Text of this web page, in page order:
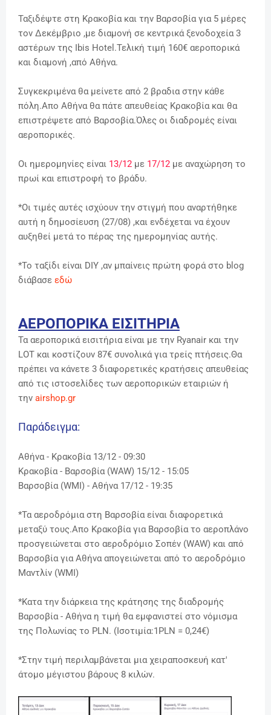
Ταξιδέψτε στη Κρακοβία και την Βαρσοβία για 5 μέρες
τον Δεκέμβριο ,με διαμονή σε κεντρικά ξενοδοχεία 3
αστέρων της Ibis Hotel.Τελική τιμή 160€ αεροπορικά
και διαμονή ,από Αθήνα.
Συγκεκριμένα θα μείνετε από 2 βραδια στην κάθε
πόλη.Απο Αθήνα θα πάτε απευθείας Κρακοβία και θα
επιστρέψετε από Βαρσοβία.Όλες οι διαδρομές είναι
αεροπορικές.
Οι ημερομηνίες είναι 13/12 με 17/12 με αναχώρηση το
πρωί και επιστροφή το βράδυ.
*Οι τιμές αυτές ισχύουν την στιγμή που αναρτήθηκε
αυτή η δημοσίευση (27/08) ,και ενδέχεται να έχουν
αυξηθεί μετά το πέρας της ημερομηνίας αυτής.
*Το ταξίδι είναι DIY ,αν μπαίνεις πρώτη φορά στο blog
διάβασε εδώ
ΑΕΡΟΠΟΡΙΚΑ ΕΙΣΙΤΗΡΙΑ
Τα αεροπορικά εισιτήρια είναι με την Ryanair και την
LOT και κοστίζουν 87€ συνολικά για τρείς πτήσεις.Θα
πρέπει να κάνετε 3 διαφορετικές κρατήσεις απευθείας
από τις ιστοσελίδες των αεροπορικών εταιριών ή
την airshop.gr
Παράδειγμα:
Αθήνα - Κρακοβία 13/12 - 09:30
Κρακοβία - Βαρσοβία (WAW) 15/12 - 15:05
Βαρσοβία (WMI) - Αθήνα 17/12 - 19:35
*Τα αεροδρόμια στη Βαρσοβία είναι διαφορετικά
μεταξύ τους.Απο Κρακοβία για Βαρσοβία το αεροπλάνο
προσγειώνεται στο αεροδρόμιο Σοπέν (WAW) και από
Βαρσοβία για Αθήνα απογειώνεται από το αεροδρόμιο
Μαντλίν (WMI)
*Κατα την διάρκεια της κράτησης της διαδρομής
Βαρσοβία - Αθήνα η τιμή θα εμφανιστεί στο νόμισμα
της Πολωνίας το PLN. (Ισοτιμία:1PLN = 0,24€)
*Στην τιμή περιλαμβάνεται μια χειραποσκευή κατ'
άτομο μέγιστου βάρους 8 κιλών.